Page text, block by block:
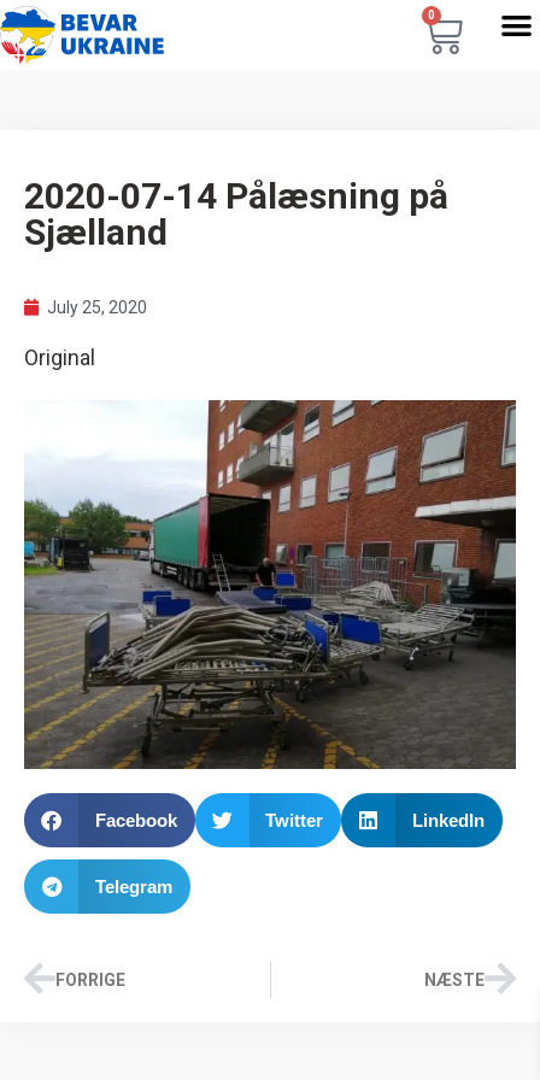
0
2020-07-14 Pålæsning på
Sjælland
July 25, 2020
Original
Facebook Twitter LinkedIn
Telegram
FORRIGE NÆSTE